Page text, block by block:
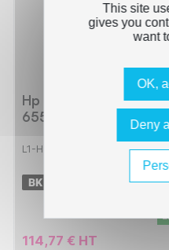
Hp 655A - Toner
655A - Black
L1-HT655B_
12500 pages
114,77 € HT
This site
gives you
want
OK,
Deny